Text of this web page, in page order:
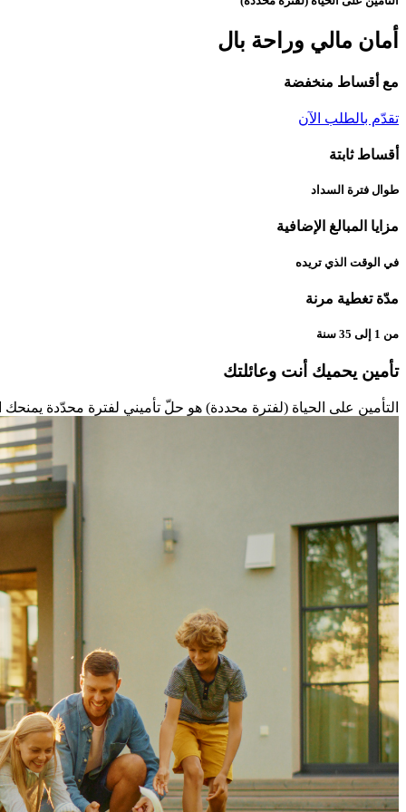
أمان مالي وراحة بال
مع أقساط منخفضة
تقدّم بالطلب الآن
أقساط ثابتة
طوال فترة السداد
مزايا المبالغ الإضافية
في الوقت الذي تريده
مدّة تغطية مرنة
من 1 إلى 35 سنة
تأمين يحميك أنت وعائلتك
التأمين على الحياة (لفترة محددة) هو حلّ تأميني لفترة محدّدة يمنحك